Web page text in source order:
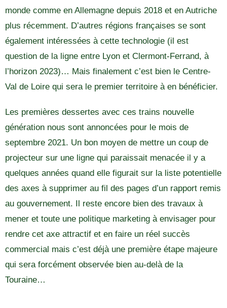
monde comme en Allemagne depuis 2018 et en Autriche
plus récemment. D’autres régions françaises se sont
également intéressées à cette technologie (il est
question de la ligne entre Lyon et Clermont-Ferrand, à
l’horizon 2023)… Mais finalement c’est bien le Centre-
Val de Loire qui sera le premier territoire à en bénéficier.
Les premières dessertes avec ces trains nouvelle
génération nous sont annoncées pour le mois de
septembre 2021. Un bon moyen de mettre un coup de
projecteur sur une ligne qui paraissait menacée il y a
quelques années quand elle figurait sur la liste potentielle
des axes à supprimer au fil des pages d’un rapport remis
au gouvernement. Il reste encore bien des travaux à
mener et toute une politique marketing à envisager pour
rendre cet axe attractif et en faire un réel succès
commercial mais c’est déjà une première étape majeure
qui sera forcément observée bien au-delà de la
Touraine…